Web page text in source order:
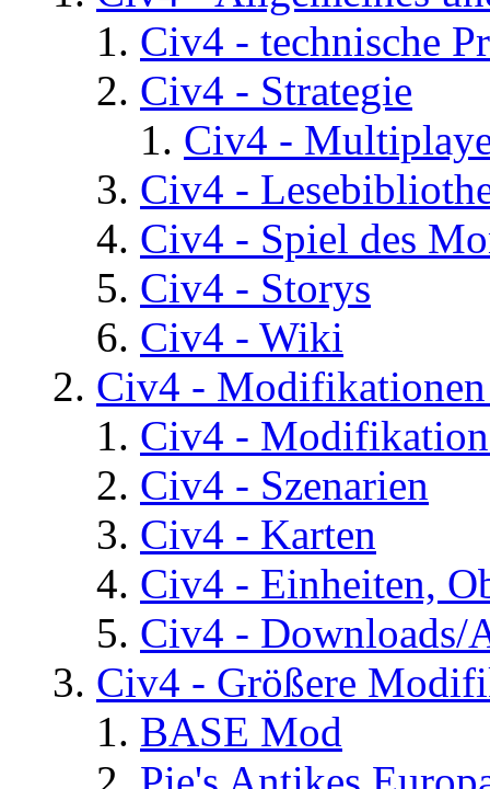
Civ4 - technische
Civ4 - Strategie
Civ4 -
Civ4 -
Civ4 - Spiel des
Civ4 - Storys
Civ4 - Wiki
Civ4 -
Civ4 -
Civ4 - Szenarien
Civ4 - Karten
Civ4 - Einheiten,
Civ4 - Downloads/
Civ4 - Größere
BASE Mod